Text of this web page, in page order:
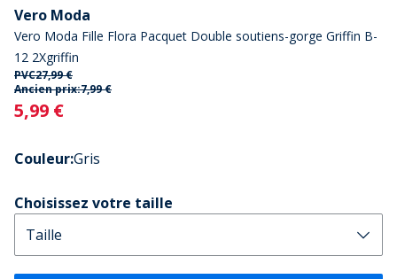
Vero Moda
Vero Moda Fille Flora Pacquet Double soutiens-gorge Griffin B-
12 2Xgriffin
PVC27,99 €
Ancien prix:7,99 €
Current
5,99 €
Couleur:Gris
Choisissez votre taille